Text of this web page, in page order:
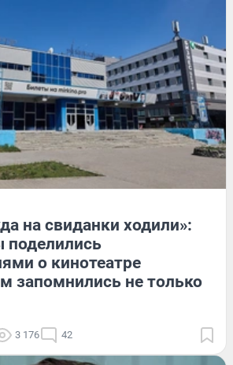
на свиданки ходили»:
поделились
о кинотеатре
запомнились не только
3 176 42